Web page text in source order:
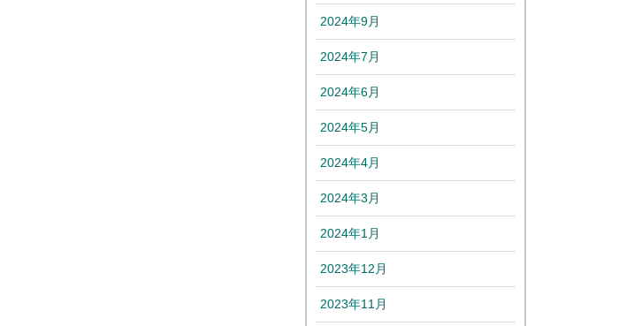
2024年9月
2024年7月
2024年6月
2024年5月
2024年4月
2024年3月
2024年1月
2023年12月
2023年11月